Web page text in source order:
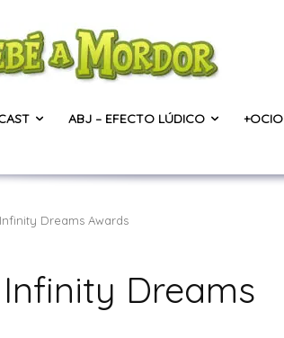
ABJ – EFECTO LÚDICO +OCIO
Dreams Awards
Dreams